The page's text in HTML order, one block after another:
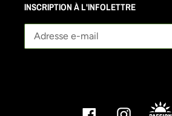
INSCRIPTION À L'INFOLETTRE
FacebookInstagram